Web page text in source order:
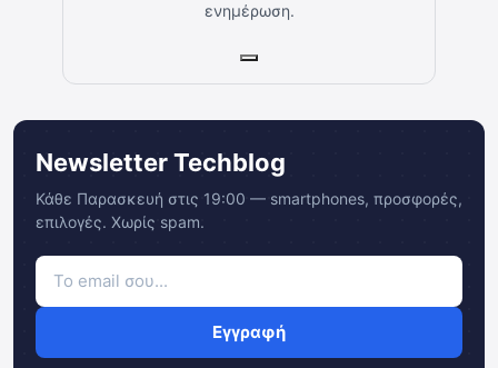
ενημέρωση.
Newsletter Techblog
Κάθε Παρασκευή στις 19:00 — smartphones, προσφορές,
επιλογές. Χωρίς spam.
Εγγραφή